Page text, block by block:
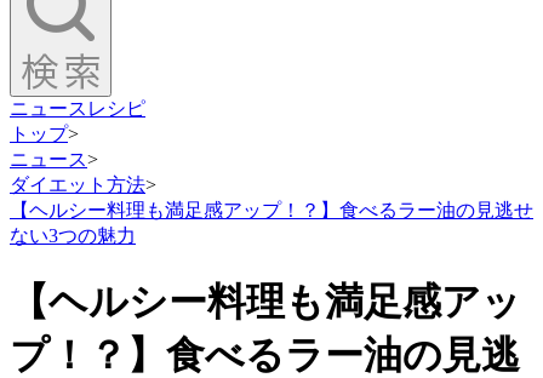
ニュース レシピ
トップ>
ニュース>
ダイエット方法>
【ヘルシー料理も満足感アップ！？】食べるラー油の見逃せ
ない3つの魅力
【ヘルシー料理も満足感アッ
プ！？】食べるラー油の見逃